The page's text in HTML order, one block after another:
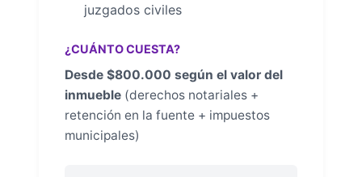
juzgados civiles
¿CUÁNTO CUESTA?
Desde $800.000 según el valor del
inmueble (derechos notariales +
retención en la fuente + impuestos
municipales)